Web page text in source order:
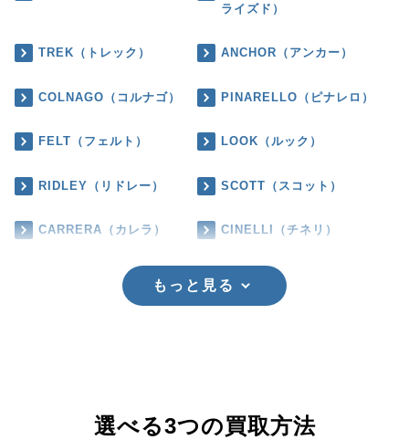
ライズド）
TREK（トレック） ANCHOR（アンカー）
COLNAGO（コルナゴ） PINARELLO（ピナレロ）
FELT（フェルト） LOOK（ルック）
RIDLEY（リドレー） SCOTT（スコット）
CARRERA（カレラ） CINELLI（チネリ）
もっと見る
選べる3つの買取方法